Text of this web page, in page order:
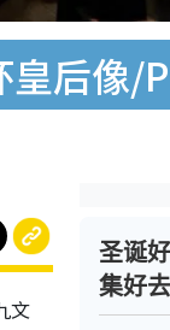
皇后像/
文
圣诞
集好